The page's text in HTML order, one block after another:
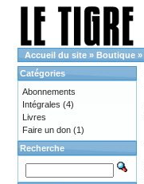
Accueil du site » Boutique »
Catégories
Abonnements
Intégrales (4)
Livres
Faire un don (1)
Recherche